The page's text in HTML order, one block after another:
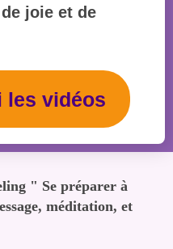
joie et de
les vidéos
" Se préparer à
méditation, et